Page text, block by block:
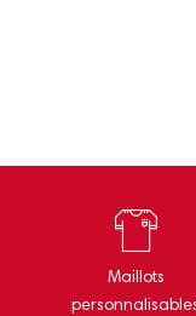
Maillots